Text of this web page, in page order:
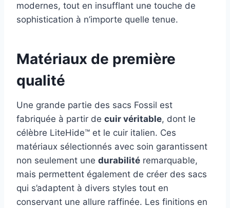
modernes, tout en insufflant une touche de
sophistication à n’importe quelle tenue.
Matériaux de première
qualité
Une grande partie des sacs Fossil est
fabriquée à partir de cuir véritable, dont le
célèbre LiteHide™ et le cuir italien. Ces
matériaux sélectionnés avec soin garantissent
non seulement une durabilité remarquable,
mais permettent également de créer des sacs
qui s’adaptent à divers styles tout en
conservant une allure raffinée. Les finitions en